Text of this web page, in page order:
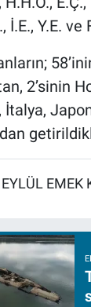
İ.E., Y.E.
2’sinin
EYLÜL EMEK